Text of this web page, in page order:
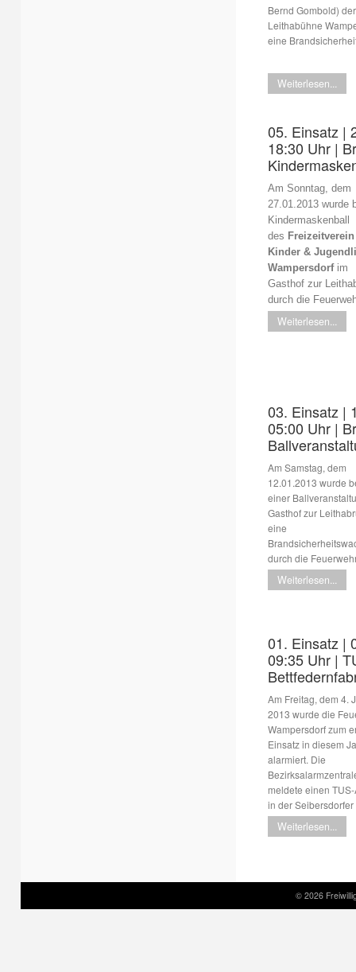
Bernd Gombold) der
Leithabühne
eine
Weiterlesen...
05. Einsatz |
18:30 Uhr |
Am Sonntag, dem
27.01.2013 wurde
Kindermaskenball
des
Kinder &
Wampersdorf im
Gasthof zur
durch die
Weiterlesen...
03. Einsatz |
05:00 Uhr |
Am Samstag, dem
12.01.2013 wurde
einer
Gasthof zur
eine
durch die
Weiterlesen...
01. Einsatz |
09:35 Uhr |
Am Freitag, dem 4.
2013 wurde die
Wampersdorf zum
Einsatz in diesem
alarmiert. Die
meldete einen
in der
Weiterlesen...
© 2026